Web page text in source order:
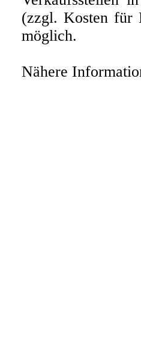
(zzgl. Kosten für
möglich.
Nähere